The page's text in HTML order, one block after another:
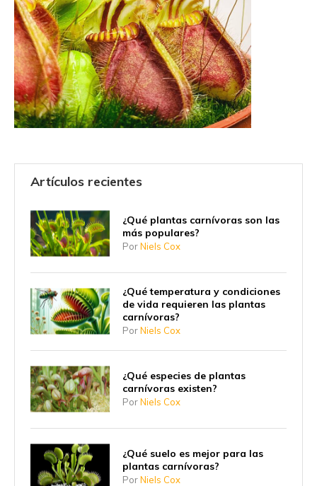
Artículos recientes
¿Qué plantas carnívoras son las
más populares?
PorNiels Cox
¿Qué temperatura y condiciones
de vida requieren las plantas
carnívoras?
PorNiels Cox
¿Qué especies de plantas
carnívoras existen?
PorNiels Cox
¿Qué suelo es mejor para las
plantas carnívoras?
PorNiels Cox